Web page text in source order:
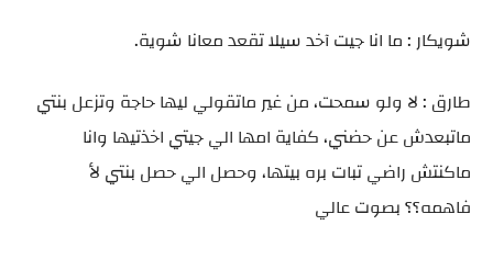
شويكار : ما انا جيت آخد سيلا تقعد معانا شوية.
طارق : لا ولو سمحت، من غير ماتقولي ليها حاجة وتزعل بنتي
ماتبعدش عن حضني، كفاية امها الي جيتي اخذتيها وانا
ماكنتش راضي تبات بره بيتها، وحصل الي حصل بنتي لأ
فاهمه؟؟ بصوت عالي